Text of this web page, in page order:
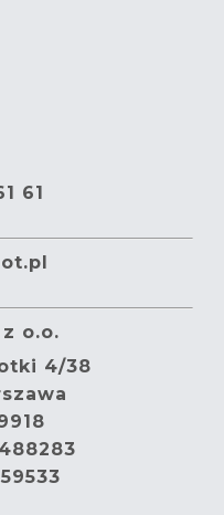
61
z o.o.
4/38